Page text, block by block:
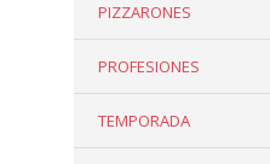
PIZZARONES
PROFESIONES
TEMPORADA